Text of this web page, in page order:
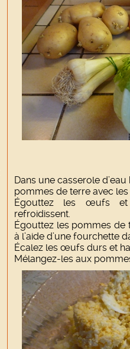
Dans une casserole
pommes de terre avec
Égouttez les œufs et
refroidissent.
Égouttez les pommes de
à l’aide d’une fourchette
Écalez les œufs durs et
Mélangez-les aux